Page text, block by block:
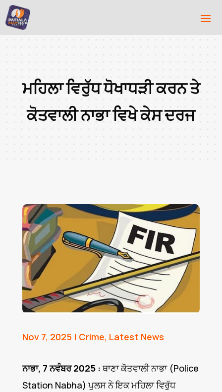
ਮਹਿਲਾ ਵਿਰੁੱਧ ਧੋਖਾਧੜੀ ਕਰਨ ਤੇ
ਕੋਤਵਾਲੀ ਨਾਭਾ ਵਿਖੇ ਕੇਸ ਦਰਜ
Nov 7, 2025 | Crime, Latest News
ਨਾਭਾ, 7 ਨਵੰਬਰ 2025 : ਥਾਣਾ ਕੋਤਵਾਲੀ ਨਾਭਾ (Police
Station Nabha) ਪੁਲਸ ਨੇ ਇਕ ਮਹਿਲਾ ਵਿਰੁੱਧ